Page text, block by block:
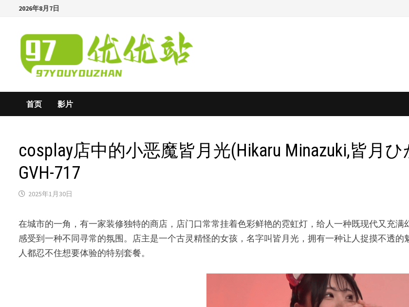
content
2026年8月7日
首页 影片
cosplay店中的小恶魔皆月光(Hikaru Minazuki,皆月
GVH-717
2025年1月30日
在城市的一角，有一家装修独特的商店，店门口常常挂着色彩鲜艳的霓虹灯，给人一种既现代又充
感受到一种不同寻常的氛围。店主是一个古灵精怪的女孩，名字叫皆月光，拥有一种让人捉摸不透
人都忍不住想要体验的特别套餐。